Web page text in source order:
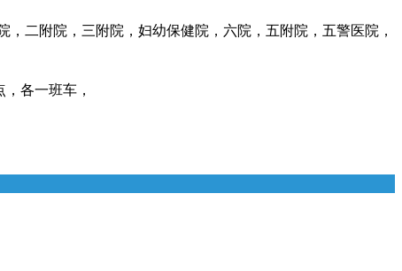
二附院，三附院，妇幼保健院，六院，五附院，五警医院，
各一班车，